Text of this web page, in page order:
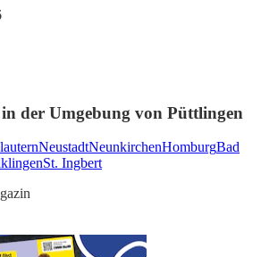
der Umgebung von Püttlingen
NeustadtNeunkirchenHomburgBad
St. Ingbert